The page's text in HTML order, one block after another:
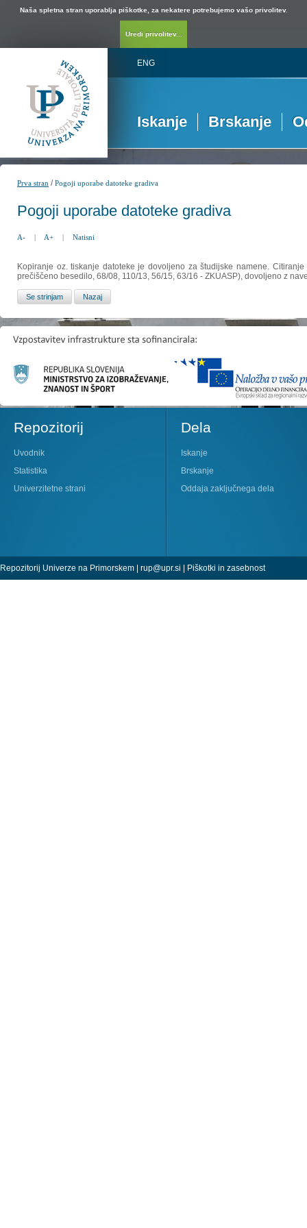
Naša spletna stran uporablja piškotke, za nekatere potrebujemo vašo privolitev.
Uredi privolitev...
ENG
Iskanje Brskanje
Prva stran /Pogoji uporabe datoteke gradiva
Pogoji uporabe datoteke gradiva
A- | A+ | Natisni
Kopiranje oz. tiskanje datoteke je dovoljeno za študijske namene.
prečiščeno besedilo, 68/08, 110/13, 56/15, 63/16 - ZKUASP), dovoljeno z
Repozitorij
Uvodnik
Statistika
Univerzitetne strani
Dela
Iskanje
Brskanje
Oddaja zaključnega dela
Repozitorij Univerze na Primorskem | rup@upr.si | Piškotki in zasebnost